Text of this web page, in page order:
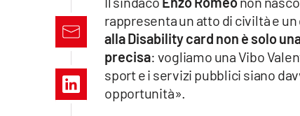
rappresenta un atto di civiltà e
alla Disability card non è solo
precisa: vogliamo una Vibo
sport e i servizi pubblici siano
opportunità».